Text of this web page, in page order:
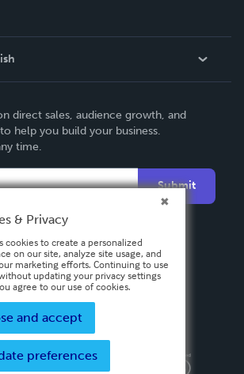
direct sales, audience growth, and
help you build your business.
time.
Submit
PolicyTerms & Conditions
& Privacy
cookies to create a personalized
on our site, analyze site usage, and
marketing efforts. Continuing to use
updating your privacy settings
agree to our use of cookies.
and accept
preferences